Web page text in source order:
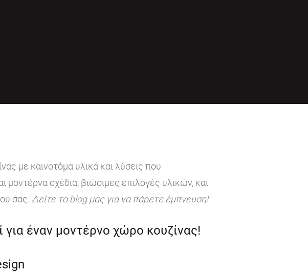
με καινοτόμα υλικά και λύσεις που
σχέδια, βιώσιμες επιλογές υλικών, και
σας. Δείτε το blog μας για να πάρετε έμπνευση!
για έναν μοντέρνο χώρο κουζίνας!